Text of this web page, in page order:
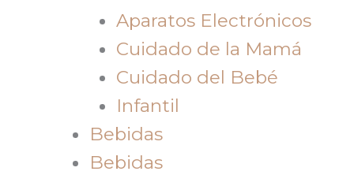
Aparatos Electrónicos
Cuidado de la Mamá
Cuidado del Bebé
Infantil
Bebidas
Bebidas